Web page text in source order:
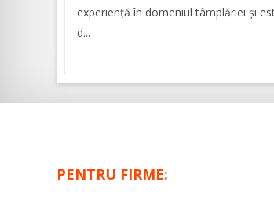
experienţă în domeniul tâmplăriei și
d...
PENTRU FIRME: